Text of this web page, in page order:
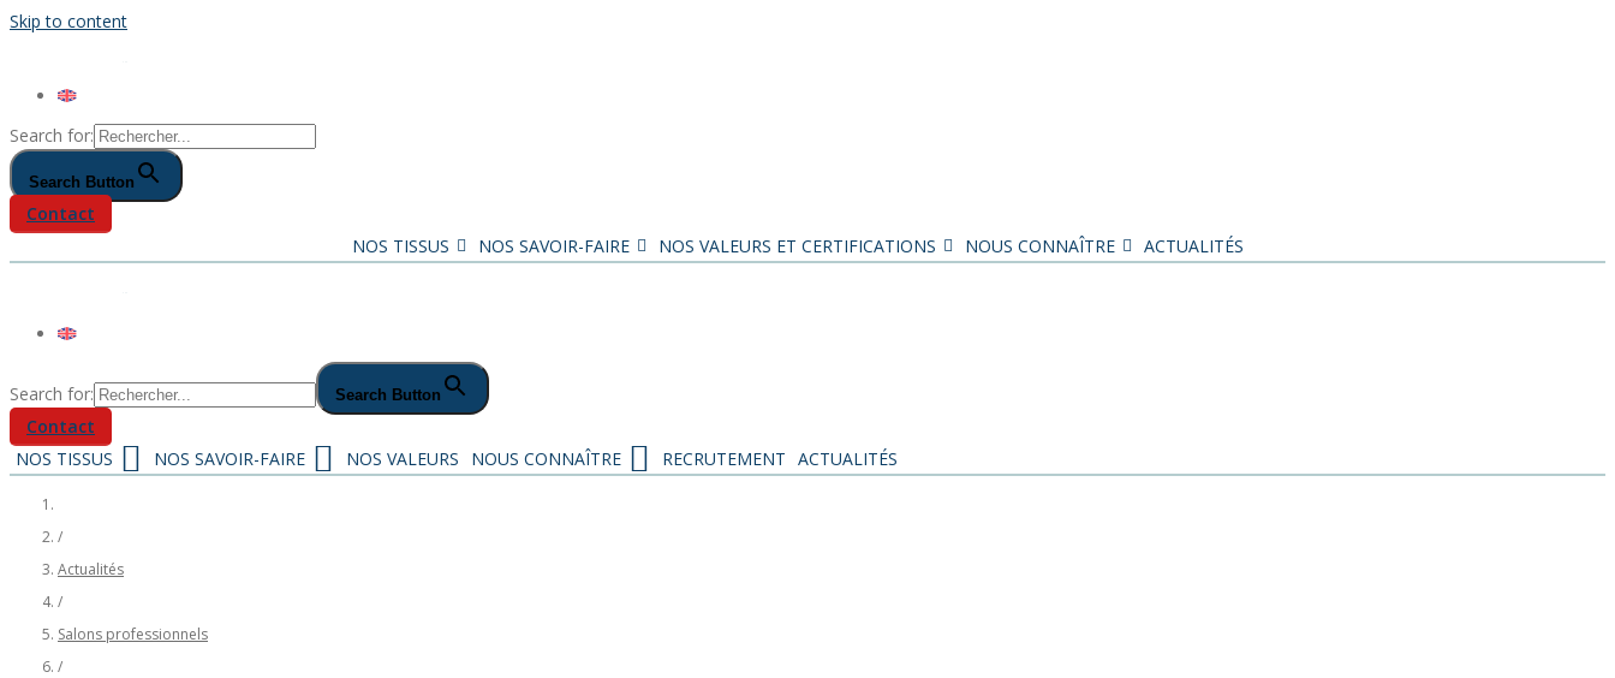
Skip to content
Search for:
Search Button
Contact
NOS TISSUS
NOS SAVOIR-FAIRE NOS VALEURS ET CERTIFICATIONS NOUS CONNAÎTRE ACTUALITÉS
Search for: Search Button
Contact
NOS TISSUS
NOS SAVOIR-FAIRE NOS VALEURS NOUS CONNAÎTRE RECRUTEMENT ACTUALITÉS
/
Actualités
/
Salons professionnels
/